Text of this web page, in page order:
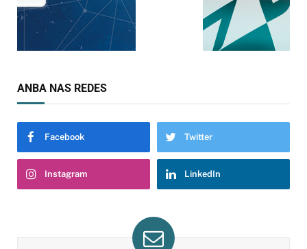
ANBA NAS REDES
Facebook Twitter
Instagram LinkedIn